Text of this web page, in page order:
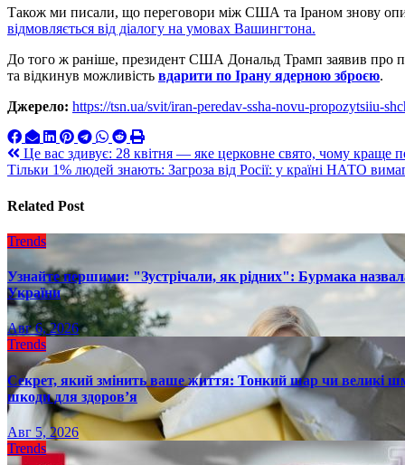
Також ми писали, що переговори між США та Іраном знову
відмовляється від діалогу на умовах Вашингтона.
До того ж раніше, президент США Дональд Трамп заявив про
та відкинув можливість вдарити по Ірану ядерною зброєю.
Джерело: https://tsn.ua/svit/iran-peredav-ssha-novu-propozytsiiu-
Навигация
по
записям
Це вас здивує: 28 квітня — яке церковне свято, чому краще
Тільки 1% людей знають: Загроза від Росії: у країні НАТО
Related Post
Trends
Узнайте першими: "Зустрічали, як рідних": Бурмака
України
Авг 6, 2026
Trends
Секрет, який змінить ваше життя: Тонкий шар чи великі
шкоди для здоров’я
Авг 5, 2026
Trends